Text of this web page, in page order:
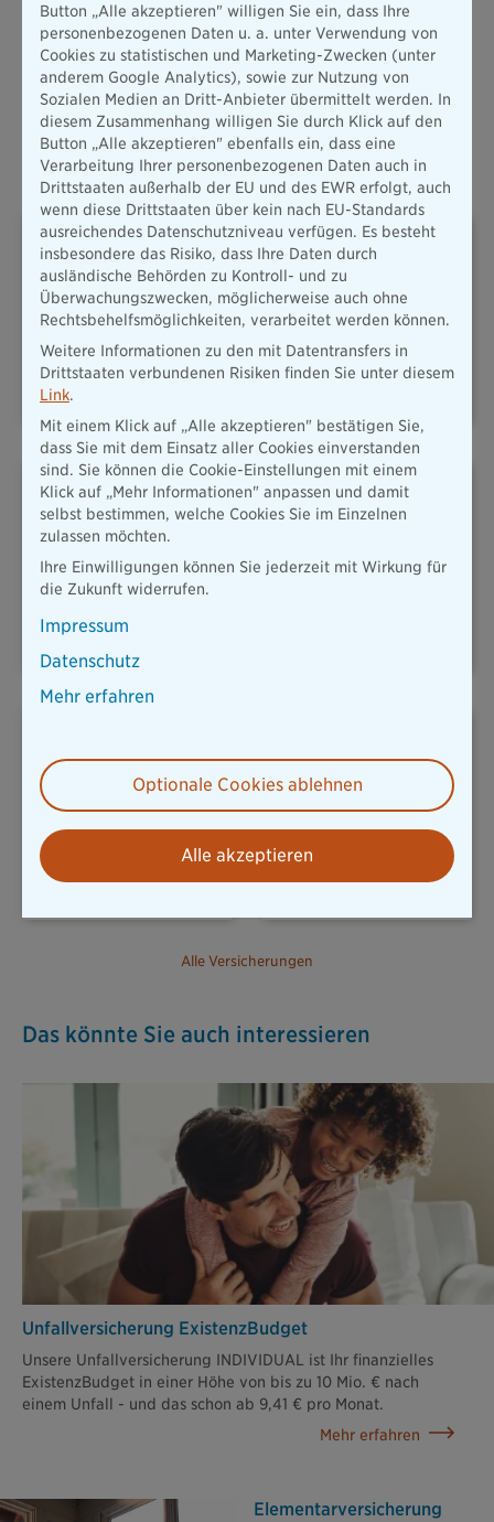
Alle Produkte
Mehr erfahren
Oft abgeschlossene Versicherungen
Alle Versicherungen
FÜR IHRE
ALTERSVORSORGE
KFZ & MOBILITÄT
REISERÜCKTRITT UNFALLVERSICHERUNG
Das könnte Sie auch interessieren
Unfallversicherung ExistenzBudget
Unsere Unfallversicherung INDIVIDUAL ist Ihr finanzielles
ExistenzBudget in einer Höhe von bis zu 10 Mio. € nach
einem Unfall - und das schon ab 9,41 € pro Monat.
Mehr erfahren
Elementar­versicherung
Button „Alle akzeptieren" willigen Sie ein, dass Ihre
personenbezogenen Daten u. a. unter Verwendung von
Cookies zu statistischen und Marketing-Zwecken (unter
anderem Google Analytics), sowie zur Nutzung von
Sozialen Medien an Dritt-Anbieter übermittelt werden. In
diesem Zusammenhang willigen Sie durch Klick auf den
Button „Alle akzeptieren" ebenfalls ein, dass eine
Verarbeitung Ihrer personenbezogenen Daten auch in
Drittstaaten außerhalb der EU und des EWR erfolgt, auch
wenn diese Drittstaaten über kein nach EU-Standards
ausreichendes Datenschutzniveau verfügen. Es besteht
insbesondere das Risiko, dass Ihre Daten durch
ausländische Behörden zu Kontroll- und zu
Überwachungszwecken, möglicherweise auch ohne
Rechtsbehelfsmöglichkeiten, verarbeitet werden können.
Weitere Informationen zu den mit Datentransfers in
Drittstaaten verbundenen Risiken finden Sie unter diesem
Link.
Mit einem Klick auf „Alle akzeptieren" bestätigen Sie,
dass Sie mit dem Einsatz aller Cookies einverstanden
sind. Sie können die Cookie-Einstellungen mit einem
Klick auf „Mehr Informationen" anpassen und damit
selbst bestimmen, welche Cookies Sie im Einzelnen
zulassen möchten.
Ihre Einwilligungen können Sie jederzeit mit Wirkung für
die Zukunft widerrufen.
Impressum
Datenschutz
Mehr erfahren
Optionale Cookies ablehnen
Alle akzeptieren